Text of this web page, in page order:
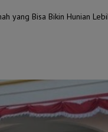
yang Bisa Bikin Hunian